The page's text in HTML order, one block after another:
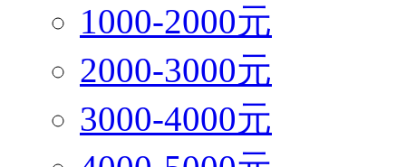
1000-2000元
2000-3000元
3000-4000元